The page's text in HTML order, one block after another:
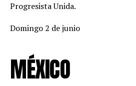
Progresista Unida.
Domingo 2 de junio
MÉXICO